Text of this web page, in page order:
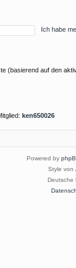
Ich habe
(basierend auf den
ken650026
Powered by
Style von
Deutsche